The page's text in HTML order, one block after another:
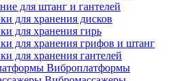
для штанг и гантелей
для хранения дисков
для хранения гирь
для хранения грифов и штанг
для хранения гантелей
Виброплатформы